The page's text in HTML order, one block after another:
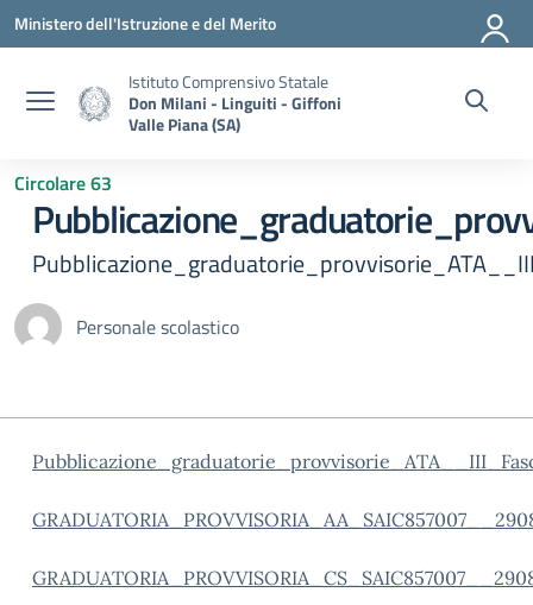
Vai ai contenuti
Vai al menu di navigazione
Vai al footer
Ministero dell'Istruzione e del Merito
Istituto Comprensivo Statale
Don Milani - Linguiti - Giffoni
Valle Piana (SA)
Circolare 63
Personale scolastico